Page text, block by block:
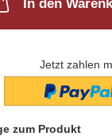
In den
Jetzt zahlen
zum Produkt